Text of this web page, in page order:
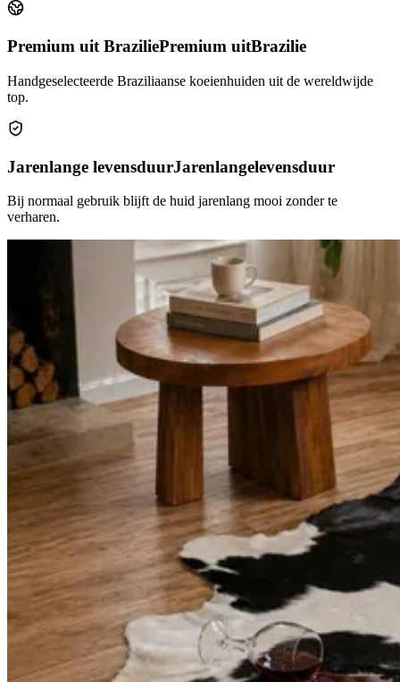
Premium uit BraziliePremium uitBrazilie
Handgeselecteerde Braziliaanse koeienhuiden uit de wereldwijde
top.
Jarenlange levensduurJarenlangelevensduur
Bij normaal gebruik blijft de huid jarenlang mooi zonder te
verharen.